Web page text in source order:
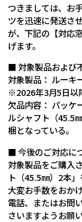
つきましては、お
ツを迅速に発送さ
が、下記の【対応
げます。
■ 対象製品および
対象製品： ルーキ
※2026年3月5日以
欠品内容： パッケ
ルシャフト（45.5
梱となっている。
■ 今後のご対応に
対象製品をご購入
ト（45.5㎜）2本」
大変お手数をおか
電話、またはお問
さいますようお願